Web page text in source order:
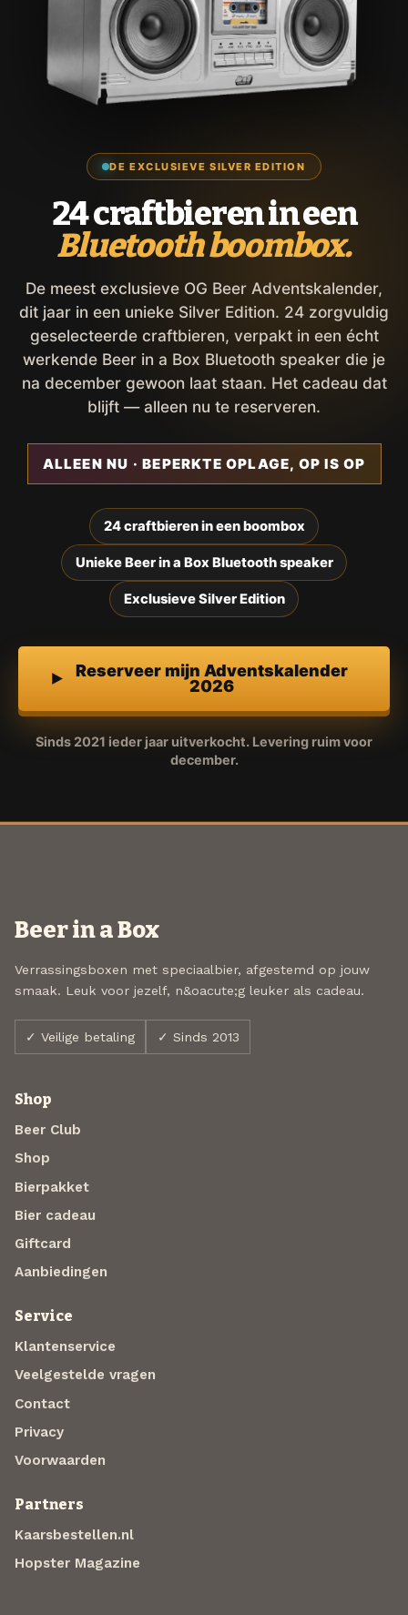
DE EXCLUSIEVE SILVER EDITION
24 craftbieren in een
Bluetooth boombox.
De meest exclusieve OG Beer Adventskalender,
dit jaar in een unieke Silver Edition. 24 zorgvuldig
geselecteerde craftbieren, verpakt in een écht
werkende Beer in a Box Bluetooth speaker die je
na december gewoon laat staan. Het cadeau dat
blijft — alleen nu te reserveren.
ALLEEN NU · BEPERKTE OPLAGE, OP IS OP
24 craftbieren in een boombox
Unieke Beer in a Box Bluetooth speaker
Exclusieve Silver Edition
Reserveer mijn Adventskalender
2026
Sinds 2021 ieder jaar uitverkocht. Levering ruim voor
december.
Beer in a Box
Verrassingsboxen met speciaalbier, afgestemd op jouw
smaak. Leuk voor jezelf, n&oacute;g leuker als cadeau.
✓ Veilige betaling ✓ Sinds 2013
Shop
Beer Club
Shop
Bierpakket
Bier cadeau
Giftcard
Aanbiedingen
Service
Klantenservice
Veelgestelde vragen
Contact
Privacy
Voorwaarden
Partners
Kaarsbestellen.nl
Hopster Magazine